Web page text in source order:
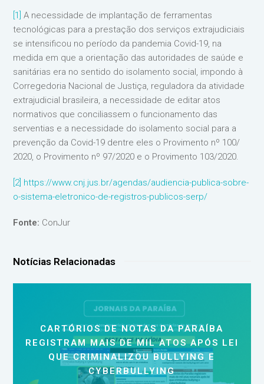
[1] A necessidade de implantação de ferramentas
tecnológicas para a prestação dos serviços extrajudiciais
se intensificou no período da pandemia Covid-19, na
medida em que a orientação das autoridades de saúde e
sanitárias era no sentido do isolamento social, impondo à
Corregedoria Nacional de Justiça, reguladora da atividade
extrajudicial brasileira, a necessidade de editar atos
normativos que conciliassem o funcionamento das
serventias e a necessidade do isolamento social para a
prevenção da Covid-19 dentre eles o Provimento nº 100/
2020, o Provimento nº 97/2020 e o Provimento 103/2020.
[2] https://www.cnj.jus.br/agendas/audiencia-publica-sobre-
o-sistema-eletronico-de-registros-publicos-serp/
Fonte: ConJur
Notícias Relacionadas
CARTÓRIOS DE NOTAS DA PARAÍBA
REGISTRAM MAIS DE MIL ATOS APÓS LEI
QUE CRIMINALIZOU BULLYING E
CYBERBULLYING